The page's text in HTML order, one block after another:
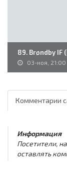
89. Brøndby IF
03-ноя, 21:00
Комментарии
Информация
Посетители,
оставлять